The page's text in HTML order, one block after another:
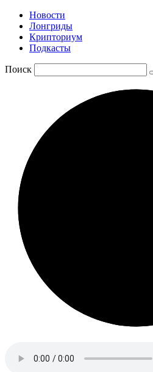
Новости
Лонгриды
Крипториум
Подкасты
Поиск